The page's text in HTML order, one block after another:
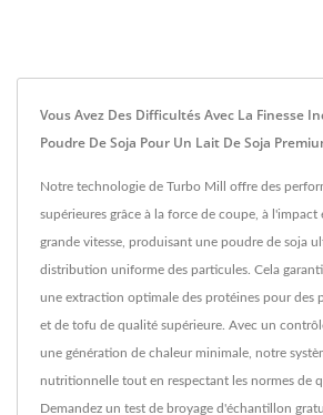
Vous Avez Des Difficultés Avec La Finesse
Poudre De Soja Pour Un Lait De Soja
Notre technologie de Turbo Mill offre des
supérieures grâce à la force de coupe, à
grande vitesse, produisant une poudre de soja
distribution uniforme des particules. Cela
une extraction optimale des protéines pour des
et de tofu de qualité supérieure. Avec un
une génération de chaleur minimale, notre
nutritionnelle tout en respectant les normes de
Demandez un test de broyage d'échantillon